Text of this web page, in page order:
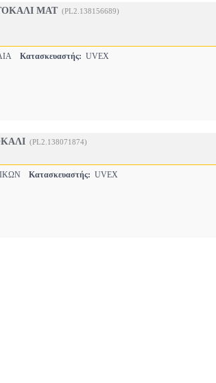
ΜΑΤ (PL2.138156689)
Κατασκευαστής: UVEX
(PL2.138071874)
Κατασκευαστής: UVEX